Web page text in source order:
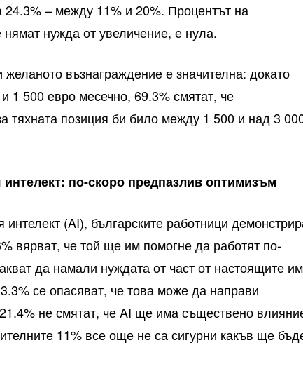
– между 11% и 20%. Процентът на
нямат нужда от увеличение, е нула.
възнаграждение е значителна: докато
1 500 евро месечно, 69.3% смятат, че
тяхната позиция би било между 1 500 и над 3
по-скоро предпазлив оптимизъм
(AI), българските работници
вярват, че той ще им помогне да работят по-
да намали нуждата от част от настоящите им
се опасяват, че това може да направи
не смятат, че AI ще има съществено
11% все още не са сигурни какъв ще